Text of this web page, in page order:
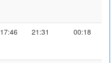
17:46 21:31 00:18